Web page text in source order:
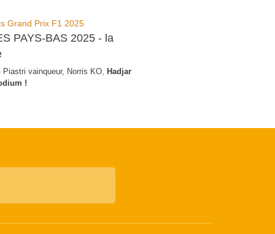
Grand Prix F1 2025
PAYS-BAS 2025 - la
Piastri vainqueur, Norris KO, Hadjar
!